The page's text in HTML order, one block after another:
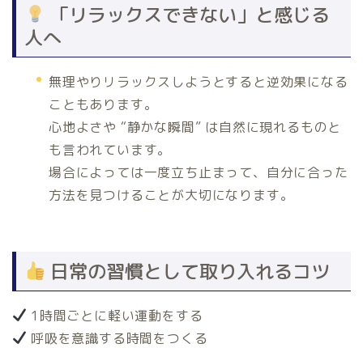
「リラックスできない」と感じる
人へ
無理やりリラックスしようとすると逆効果になる
こともあります。
心地よさや “静かな瞬間” は自然に現れるものと
も言われています。
場合によっては一度立ち止まって、自分に合った
方法を見つけることが大切になります。
日常の習慣として取り入れるコツ
1時間ごとに軽い運動をする
呼吸を意識する時間をつくる